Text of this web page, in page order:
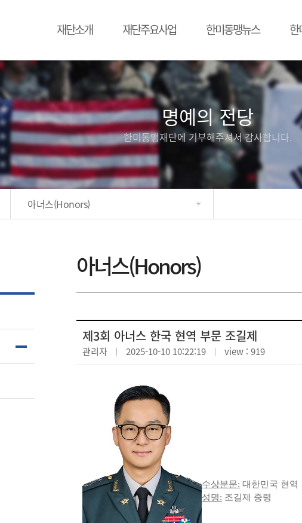
재단소개 재단주요사업 한미동맹뉴스 한
명예의 전당
한미동맹재단에 기부해주셔서 감사합니다.
아너스(Honors)
아너스(Honors)
제3회 아너스 한국 현역 부문 조길제
관리자 2025-10-10 10:22:19 view : 919
수상분문: 대한민국 현역
성명: 조길제 중령